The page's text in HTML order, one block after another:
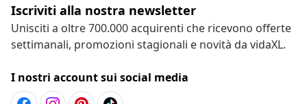
Iscriviti alla nostra newsletter
Unisciti a oltre 700.000 acquirenti che ricevono offerte
settimanali, promozioni stagionali e novità da vidaXL.
I nostri account sui social media